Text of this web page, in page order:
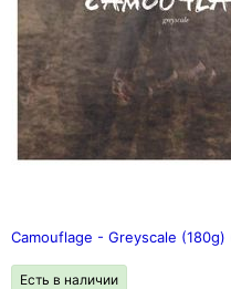
Camouflage - Greyscale (180g)
Есть в наличии